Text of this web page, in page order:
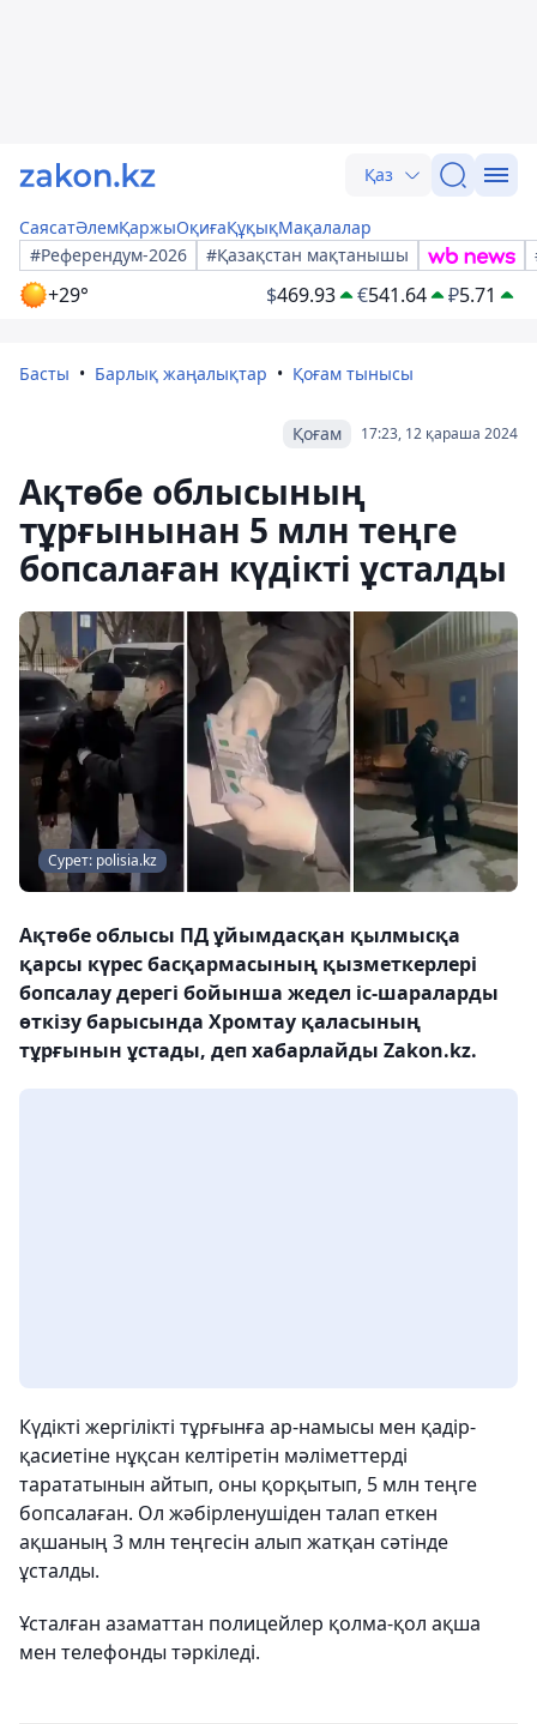
Қаз
СаясатӘлемҚаржыОқиғаҚұқықМақалалар
#Референдум-2026
#Қазақстан мақтанышы
+29° $469.93 €541.64 ₽5.71
Басты Барлық жаңалықтар Қоғам тынысы
17:23, 12 қараша 2024
Қоғам
Ақтөбе облысының
тұрғынынан 5 млн теңге
бопсалаған күдікті ұсталды
Сурет: polisia.kz
Ақтөбе облысы ПД ұйымдасқан қылмысқа
қарсы күрес басқармасының қызметкерлері
бопсалау дерегі бойынша жедел іс-шараларды
өткізу барысында Хромтау қаласының
тұрғынын ұстады, деп хабарлайды Zakon.kz.
Күдікті жергілікті тұрғынға ар-намысы мен қадір-
қасиетіне нұқсан келтіретін мәліметтерді
тарататынын айтып, оны қорқытып, 5 млн теңге
бопсалаған. Ол жәбірленушіден талап еткен
ақшаның 3 млн теңгесін алып жатқан сәтінде
ұсталды.
Ұсталған азаматтан полицейлер қолма-қол ақша
мен телефонды тәркіледі.